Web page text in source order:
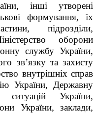
інші утворені
формування, їх
підрозділи,
оборони
службу України,
зв’язку та захисту
внутрішніх справ
України, Державну
України,
України, заклади,